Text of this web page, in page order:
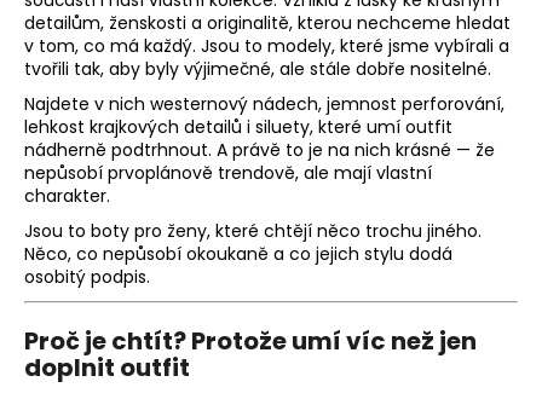
detailům, ženskosti a originalitě, kterou nechceme hledat
v tom, co má každý. Jsou to modely, které jsme vybírali a
tvořili tak, aby byly výjimečné, ale stále dobře nositelné.
Najdete v nich westernový nádech, jemnost perforování,
lehkost krajkových detailů i siluety, které umí outfit
nádherně podtrhnout. A právě to je na nich krásné — že
nepůsobí prvoplánově trendově, ale mají vlastní
charakter.
Jsou to boty pro ženy, které chtějí něco trochu jiného.
Něco, co nepůsobí okoukaně a co jejich stylu dodá
osobitý podpis.
Proč je chtít? Protože umí víc než jen
doplnit outfit